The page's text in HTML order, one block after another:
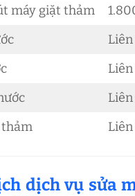
máy giặt thảm
thảm
dịch vụ sửa